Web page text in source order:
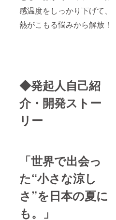
感温度をしっかり下げて、
熱がこもる悩みから解放！
◆発起人自己紹
介・開発ストー
リー
「世界で出会っ
た“小さな涼し
さ”を日本の夏に
も。」